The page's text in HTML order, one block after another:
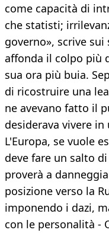
come capacità di
che statisti;
governo», scrive
affonda il colpo più
sua ora più buia.
di ricostruire una
ne avevano fatto il
desiderava vivere
L'Europa, se vuole
deve fare un salto
proverà a
posizione verso la
imponendo i dazi,
con le personalità -